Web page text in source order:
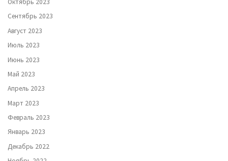
Октябрь 2023
Сентябрь 2023
Август 2023
Июль 2023
Июнь 2023
Май 2023
Апрель 2023
Март 2023
Февраль 2023
Январь 2023
Декабрь 2022